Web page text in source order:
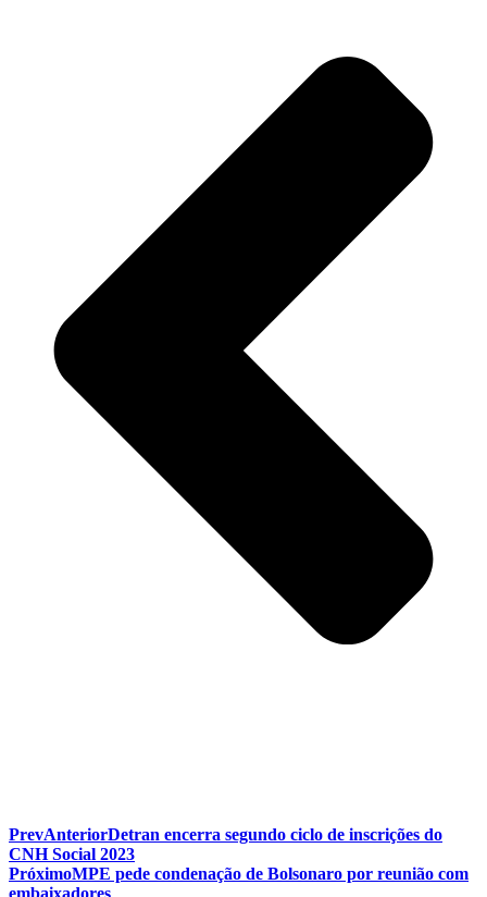
PrevAnteriorDetran encerra segundo ciclo de inscrições do
CNH Social 2023
PróximoMPE pede condenação de Bolsonaro por reunião com
embaixadores